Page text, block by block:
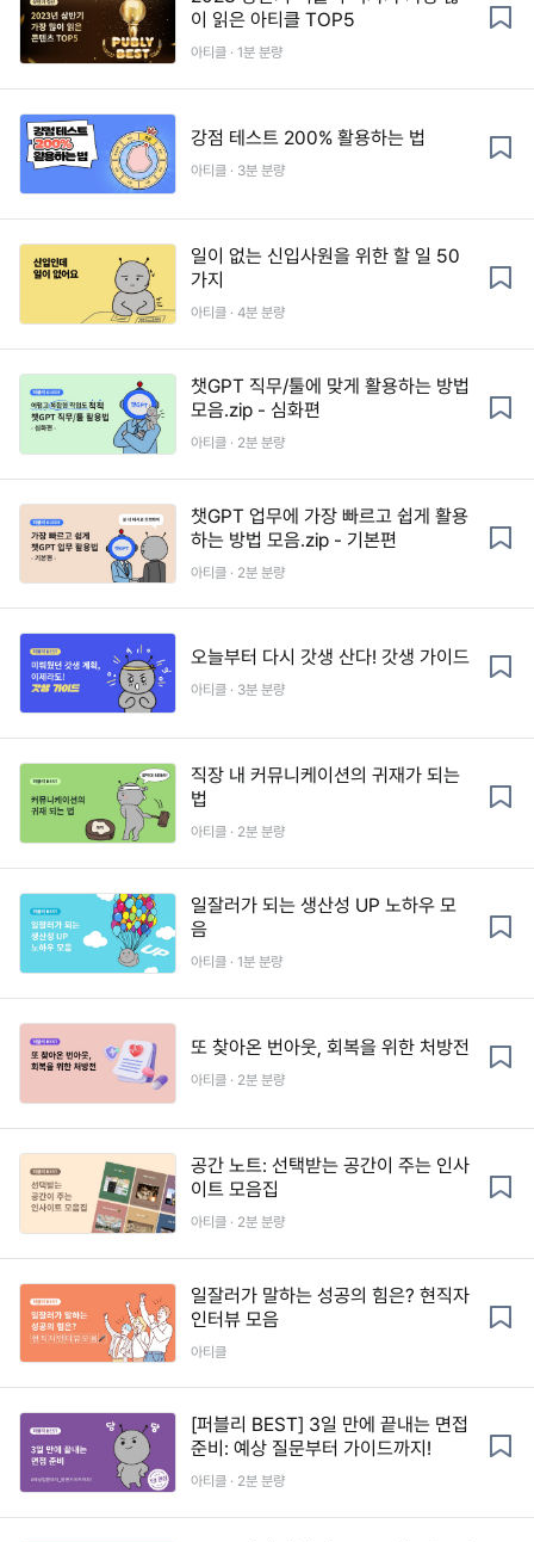
이 읽은 아티클 TOP5
아티클 · 1분 분량
강점 테스트 200% 활용하는 법
아티클 · 3분 분량
일이 없는 신입사원을 위한 할 일 50
가지
아티클 · 4분 분량
챗GPT 직무/툴에 맞게 활용하는 방법
모음.zip - 심화편
아티클 · 2분 분량
챗GPT 업무에 가장 빠르고 쉽게 활용
하는 방법 모음.zip - 기본편
아티클 · 2분 분량
오늘부터 다시 갓생 산다! 갓생 가이드
아티클 · 3분 분량
직장 내 커뮤니케이션의 귀재가 되는
법
아티클 · 2분 분량
일잘러가 되는 생산성 UP 노하우 모
음
아티클 · 1분 분량
또 찾아온 번아웃, 회복을 위한 처방전
아티클 · 2분 분량
공간 노트: 선택받는 공간이 주는 인사
이트 모음집
아티클 · 2분 분량
일잘러가 말하는 성공의 힘은? 현직자
인터뷰 모음
아티클
[퍼블리 BEST] 3일 만에 끝내는 면접
준비: 예상 질문부터 가이드까지!
아티클 · 2분 분량